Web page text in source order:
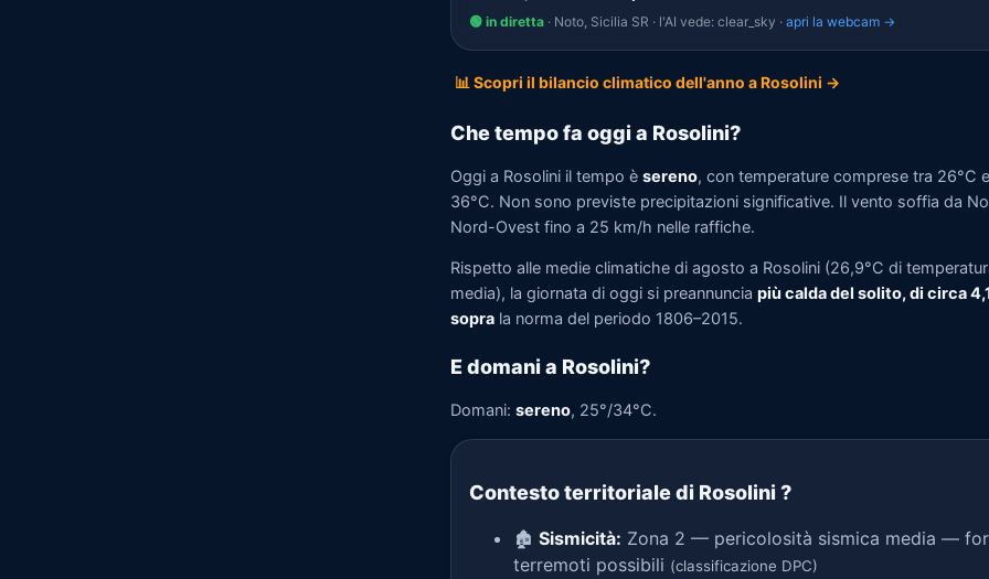
🟢 in diretta · Noto, Sicilia SR · l'AI vede: clear_sky · apri la webcam →
📊 Scopri il bilancio climatico dell'anno a Rosolini →
Che tempo fa oggi a Rosolini?
Oggi a Rosolini il tempo è sereno, con temperature comprese tra 26°C e
36°C. Non sono previste precipitazioni significative. Il vento soffia da
Nord-Ovest fino a 25 km/h nelle raffiche.
Rispetto alle medie climatiche di agosto a Rosolini (26,9°C di
media), la giornata di oggi si preannuncia più calda del solito, di circa
sopra la norma del periodo 1806–2015.
E domani a Rosolini?
Domani: sereno, 25°/34°C.
Contesto territoriale di Rosolini ?
🏚️ Sismicità: Zona 2 — pericolosità sismica media —
terremoti possibili (classificazione DPC)